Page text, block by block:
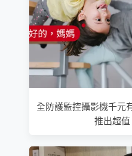
全防護監控攝影機千元
推出超